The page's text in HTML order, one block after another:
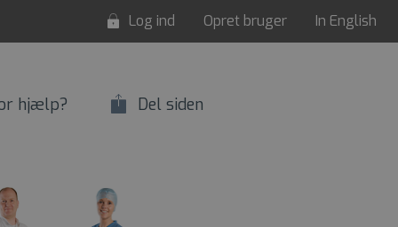
Log ind Opret bruger In English
hjælp? Del siden